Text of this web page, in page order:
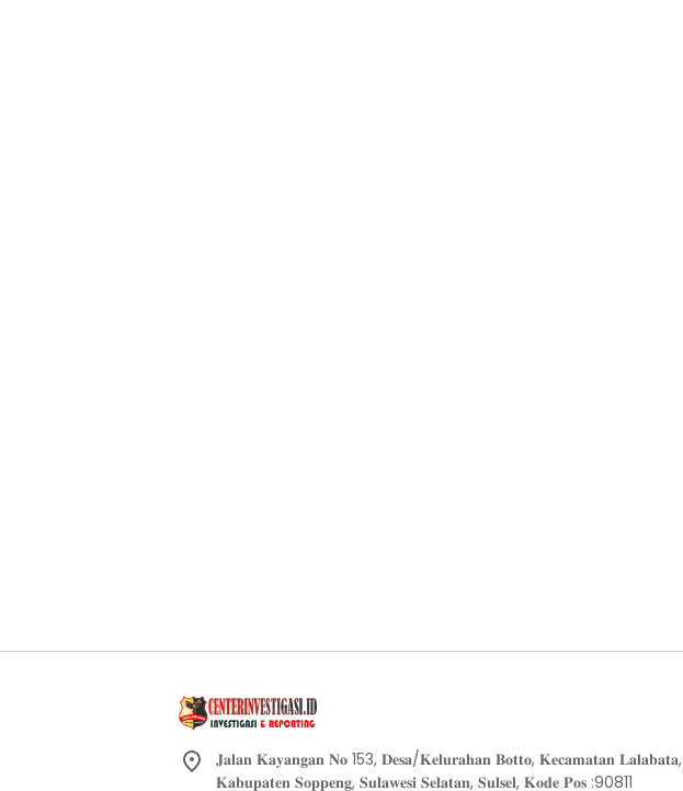
𝐉𝐚𝐥𝐚𝐧 𝐊𝐚𝐲𝐚𝐧𝐠𝐚𝐧 𝐍𝐨 153, 𝐃𝐞𝐬𝐚/𝐊𝐞𝐥𝐮𝐫𝐚𝐡𝐚𝐧 𝐁𝐨𝐭𝐭𝐨, 𝐊𝐞𝐜𝐚𝐦𝐚𝐭𝐚𝐧 𝐋𝐚𝐥𝐚𝐛𝐚𝐭𝐚,
𝐊𝐚𝐛𝐮𝐩𝐚𝐭𝐞𝐧 𝐒𝐨𝐩𝐩𝐞𝐧𝐠, 𝐒𝐮𝐥𝐚𝐰𝐞𝐬𝐢 𝐒𝐞𝐥𝐚𝐭𝐚𝐧, 𝐒𝐮𝐥𝐬𝐞𝐥, 𝐊𝐨𝐝𝐞 𝐏𝐨𝐬 :90811